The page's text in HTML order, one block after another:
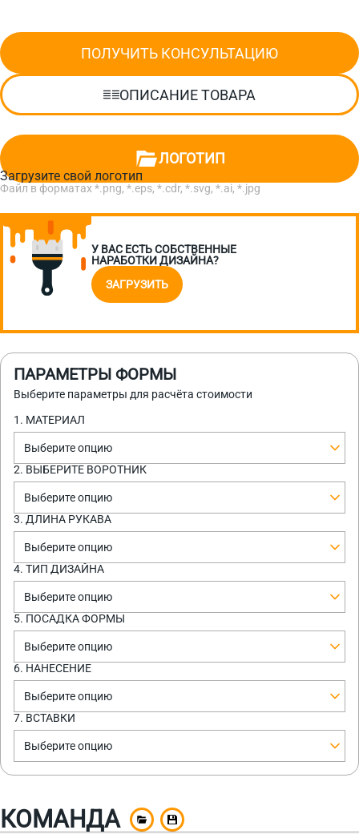
ПОЛУЧИТЬ КОНСУЛЬТАЦИЮ
ОПИСАНИЕ ТОВАРА
ЛОГОТИП
Загрузите свой логотип
Файл в форматах *.png, *.eps, *.cdr, *.svg, *.ai, *.jpg
У ВАС ЕСТЬ СОБСТВЕННЫЕ
НАРАБОТКИ ДИЗАЙНА?
ЗАГРУЗИТЬ
ПАРАМЕТРЫ ФОРМЫ
Выберите параметры для расчёта стоимости
1. МАТЕРИАЛ
Выберите опцию
2. ВЫБЕРИТЕ ВОРОТНИК
Выберите опцию
3. ДЛИНА РУКАВА
Выберите опцию
4. ТИП ДИЗАЙНА
Выберите опцию
5. ПОСАДКА ФОРМЫ
Выберите опцию
6. НАНЕСЕНИЕ
Выберите опцию
7. ВСТАВКИ
Выберите опцию
КОМАНДА